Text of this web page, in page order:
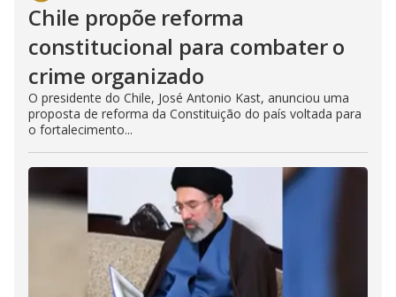
Chile propõe reforma
constitucional para combater o
crime organizado
O presidente do Chile, José Antonio Kast, anunciou uma
proposta de reforma da Constituição do país voltada para
o fortalecimento...